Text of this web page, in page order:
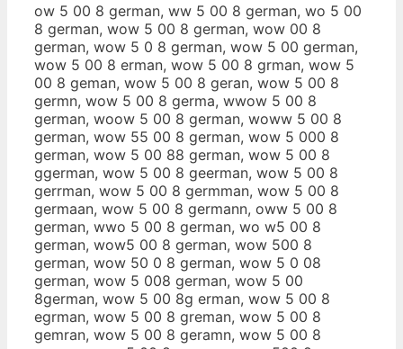
ow 5 00 8 german, ww 5 00 8 german, wo 5 00
8 german, wow 5 00 8 german, wow 00 8
german, wow 5 0 8 german, wow 5 00 german,
wow 5 00 8 erman, wow 5 00 8 grman, wow 5
00 8 geman, wow 5 00 8 geran, wow 5 00 8
germn, wow 5 00 8 germa, wwow 5 00 8
german, woow 5 00 8 german, woww 5 00 8
german, wow 55 00 8 german, wow 5 000 8
german, wow 5 00 88 german, wow 5 00 8
ggerman, wow 5 00 8 geerman, wow 5 00 8
gerrman, wow 5 00 8 germman, wow 5 00 8
germaan, wow 5 00 8 germann, oww 5 00 8
german, wwo 5 00 8 german, wo w5 00 8
german, wow5 00 8 german, wow 500 8
german, wow 50 0 8 german, wow 5 0 08
german, wow 5 008 german, wow 5 00
8german, wow 5 00 8g erman, wow 5 00 8
egrman, wow 5 00 8 greman, wow 5 00 8
gemran, wow 5 00 8 geramn, wow 5 00 8